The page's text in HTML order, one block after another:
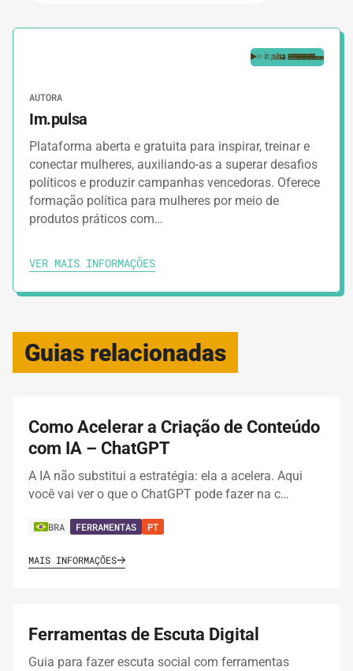
AUTORA
Im.pulsa
Plataforma aberta e gratuita para inspirar, treinar e
conectar mulheres, auxiliando-as a superar desafios
políticos e produzir campanhas vencedoras. Oferece
formação política para mulheres por meio de
produtos práticos com…
VER MAIS INFORMAÇÕES
Guias relacionadas
Como Acelerar a Criação de Conteúdo
com IA – ChatGPT
A IA não substitui a estratégia: ela a acelera. Aqui
você vai ver o que o ChatGPT pode fazer na c…
BRA FERRAMENTAS PT
MAIS INFORMAÇÕES
Ferramentas de Escuta Digital
Guia para fazer escuta social com ferramentas